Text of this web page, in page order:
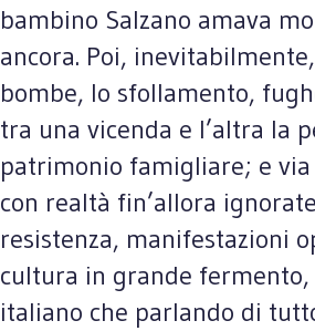
bambino Salzano amava
ancora. Poi,
bombe, lo sfollamento,
tra una vicenda e l’altra la
patrimonio famigliare; e via
con realtà fin’allora
resistenza, manifestazioni
cultura in grande fermento,
italiano che parlando di